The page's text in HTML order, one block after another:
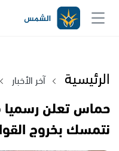
الرئيسية آخر الأخبار
حماس تعلن رسميا
نتمسك بخروج